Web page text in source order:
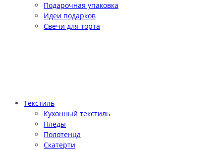
Подарочная упаковка
Идеи подарков
Свечи для торта
Текстиль
Кухонный текстиль
Пледы
Полотенца
Скатерти